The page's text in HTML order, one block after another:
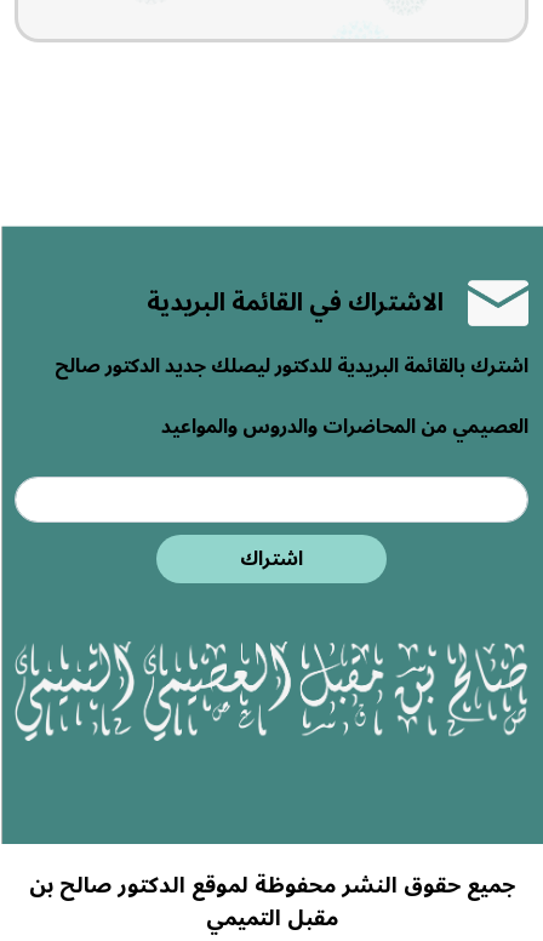
الاشتراك في القائمة البريدية
اشترك بالقائمة البريدية للدكتور ليصلك جديد الدكتور صالح
العصيمي من المحاضرات والدروس والمواعيد
اشتراك
جميع حقوق النشر محفوظة لموقع الدكتور صالح بن
مقبل التميمي